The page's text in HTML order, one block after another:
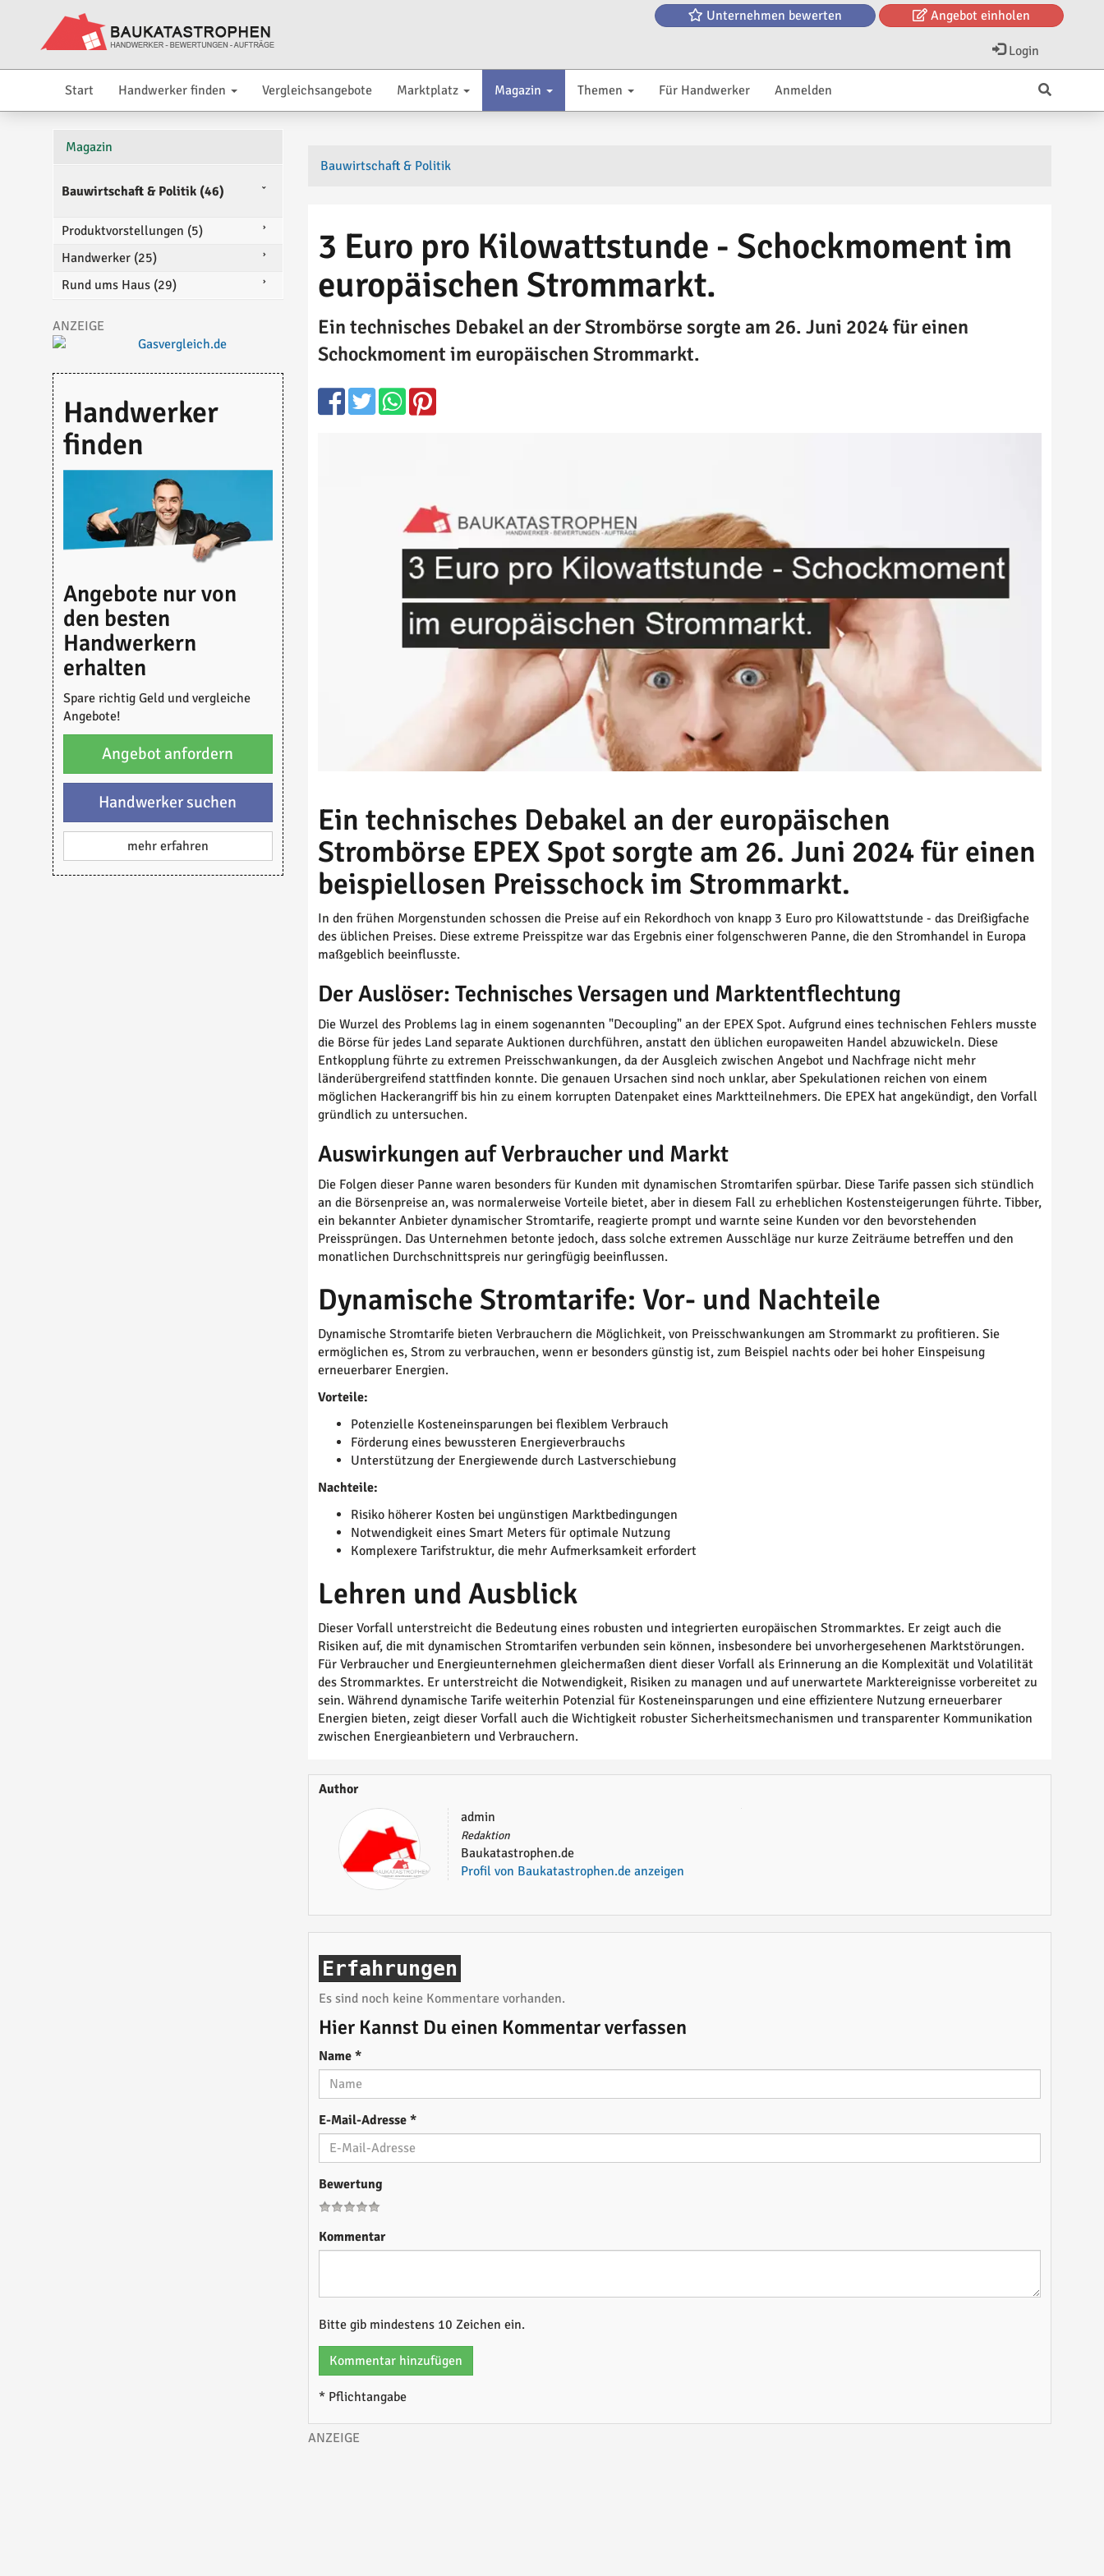
Unternehmen bewerten Angebot einholen
Login
Start Handwerker finden Vergleichsangebote Marktplatz Magazin Themen Für Handwerker Anmelden
Bauwirtschaft & Politik
3 Euro pro Kilowattstunde - Schockmoment im
europäischen Strommarkt.
Ein technisches Debakel an der Strombörse sorgte am 26. Juni 2024 für einen
Schockmoment im europäischen Strommarkt.
Ein technisches Debakel an der europäischen
Strombörse EPEX Spot sorgte am 26. Juni 2024 für einen
beispiellosen Preisschock im Strommarkt.
In den frühen Morgenstunden schossen die Preise auf ein Rekordhoch von knapp 3 Euro pro Kilowattstunde - das Dreißigfache
des üblichen Preises. Diese extreme Preisspitze war das Ergebnis einer folgenschweren Panne, die den Stromhandel in Europa
maßgeblich beeinflusste.
Der Auslöser: Technisches Versagen und Marktentflechtung
Die Wurzel des Problems lag in einem sogenannten "Decoupling" an der EPEX Spot. Aufgrund eines technischen Fehlers musste
die Börse für jedes Land separate Auktionen durchführen, anstatt den üblichen europaweiten Handel abzuwickeln. Diese
Entkopplung führte zu extremen Preisschwankungen, da der Ausgleich zwischen Angebot und Nachfrage nicht mehr
länderübergreifend stattfinden konnte. Die genauen Ursachen sind noch unklar, aber Spekulationen reichen von einem
möglichen Hackerangriff bis hin zu einem korrupten Datenpaket eines Marktteilnehmers. Die EPEX hat angekündigt, den Vorfall
gründlich zu untersuchen.
Auswirkungen auf Verbraucher und Markt
Die Folgen dieser Panne waren besonders für Kunden mit dynamischen Stromtarifen spürbar. Diese Tarife passen sich stündlich
an die Börsenpreise an, was normalerweise Vorteile bietet, aber in diesem Fall zu erheblichen Kostensteigerungen führte. Tibber,
ein bekannter Anbieter dynamischer Stromtarife, reagierte prompt und warnte seine Kunden vor den bevorstehenden
Preissprüngen. Das Unternehmen betonte jedoch, dass solche extremen Ausschläge nur kurze Zeiträume betreffen und den
monatlichen Durchschnittspreis nur geringfügig beeinflussen.
Dynamische Stromtarife: Vor- und Nachteile
Dynamische Stromtarife bieten Verbrauchern die Möglichkeit, von Preisschwankungen am Strommarkt zu profitieren. Sie
ermöglichen es, Strom zu verbrauchen, wenn er besonders günstig ist, zum Beispiel nachts oder bei hoher Einspeisung
erneuerbarer Energien.
Vorteile:
Potenzielle Kosteneinsparungen bei flexiblem Verbrauch
Förderung eines bewussteren Energieverbrauchs
Unterstützung der Energiewende durch Lastverschiebung
Nachteile:
Risiko höherer Kosten bei ungünstigen Marktbedingungen
Notwendigkeit eines Smart Meters für optimale Nutzung
Komplexere Tarifstruktur, die mehr Aufmerksamkeit erfordert
Lehren und Ausblick
Dieser Vorfall unterstreicht die Bedeutung eines robusten und integrierten europäischen Strommarktes. Er zeigt auch die
Risiken auf, die mit dynamischen Stromtarifen verbunden sein können, insbesondere bei unvorhergesehenen Marktstörungen.
Für Verbraucher und Energieunternehmen gleichermaßen dient dieser Vorfall als Erinnerung an die Komplexität und Volatilität
des Strommarktes. Er unterstreicht die Notwendigkeit, Risiken zu managen und auf unerwartete Marktereignisse vorbereitet zu
sein. Während dynamische Tarife weiterhin Potenzial für Kosteneinsparungen und eine effizientere Nutzung erneuerbarer
Energien bieten, zeigt dieser Vorfall auch die Wichtigkeit robuster Sicherheitsmechanismen und transparenter Kommunikation
zwischen Energieanbietern und Verbrauchern.
Author
admin
Redaktion
Baukatastrophen.de
Profil von Baukatastrophen.de anzeigen
Erfahrungen
Es sind noch keine Kommentare vorhanden.
Hier Kannst Du einen Kommentar verfassen
Name*
E-Mail-Adresse*
Bewertung
Kommentar
Bitte gib mindestens 10 Zeichen ein.
Kommentar hinzufügen
* Pflichtangabe
Magazin
Bauwirtschaft & Politik (46)
Produktvorstellungen (5)
Handwerker (25)
Rund ums Haus (29)
Handwerker
finden
Angebote nur von
den besten
Handwerkern
erhalten
Spare richtig Geld und vergleiche
Angebote!
Angebot anfordern
Handwerker suchen
mehr erfahren